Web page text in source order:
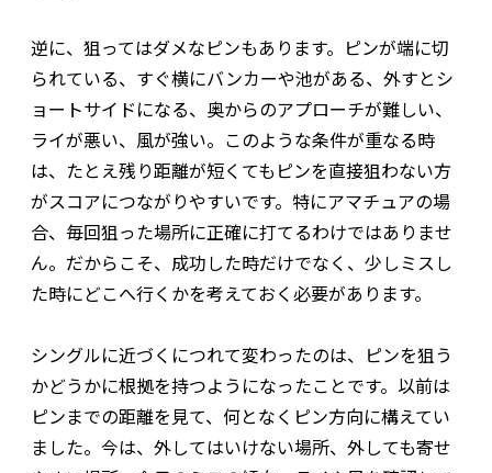
逆に、狙ってはダメなピンもあります。ピンが端に切
られている、すぐ横にバンカーや池がある、外すとシ
ョートサイドになる、奥からのアプローチが難しい、
ライが悪い、風が強い。このような条件が重なる時
は、たとえ残り距離が短くてもピンを直接狙わない方
がスコアにつながりやすいです。特にアマチュアの場
合、毎回狙った場所に正確に打てるわけではありませ
ん。だからこそ、成功した時だけでなく、少しミスし
た時にどこへ行くかを考えておく必要があります。
シングルに近づくにつれて変わったのは、ピンを狙う
かどうかに根拠を持つようになったことです。以前は
ピンまでの距離を見て、何となくピン方向に構えてい
ました。今は、外してはいけない場所、外しても寄せ